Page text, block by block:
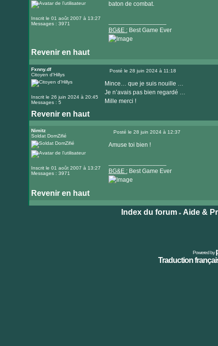
Inscrit le 01 août 2007 à 13:27
Messages : 3971
baton de combat.
BG&E :Best Game Ever
Revenir en haut
le
internet
Fxnny.df
Citoyen d'Hillys
Inscrit le 26 juin 2024 à 20:45
Messages : 5
Posté le 28 juin 2024 à 11:18
Mince… que je suis nouille …
Je n’avais pas bien regardé …
Mille merci !
Revenir en haut
Nimitz
Soldat DomZifié
Inscrit le 01 août 2007 à 13:27
Messages : 3971
Posté le 28 juin 2024 à 12:37
Amuse toi bien !
BG&E :Best Game Ever
Revenir en haut
le
Index du forum» Aide &
Powered by
Traduction